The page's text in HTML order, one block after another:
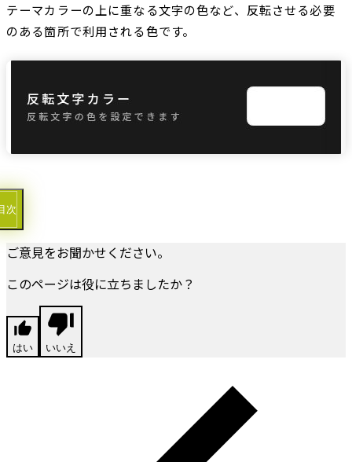
テーマカラーの上に重なる文字の色など、反転させる必要
のある箇所で利用される色です。
次
ご意見をお聞かせください。
このページは役に立ちましたか？
はい いいえ